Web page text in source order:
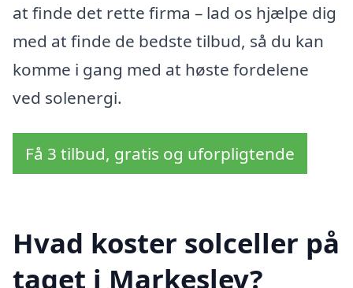
at finde det rette firma – lad os hjælpe dig
med at finde de bedste tilbud, så du kan
komme i gang med at høste fordelene
ved solenergi.
Få 3 tilbud, gratis og uforpligtende
Hvad koster solceller på
taget i Markeslev?